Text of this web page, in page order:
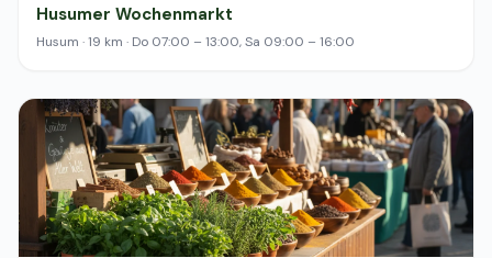
Husumer Wochenmarkt
Husum · 19 km · Do 07:00 – 13:00, Sa 09:00 – 16:00